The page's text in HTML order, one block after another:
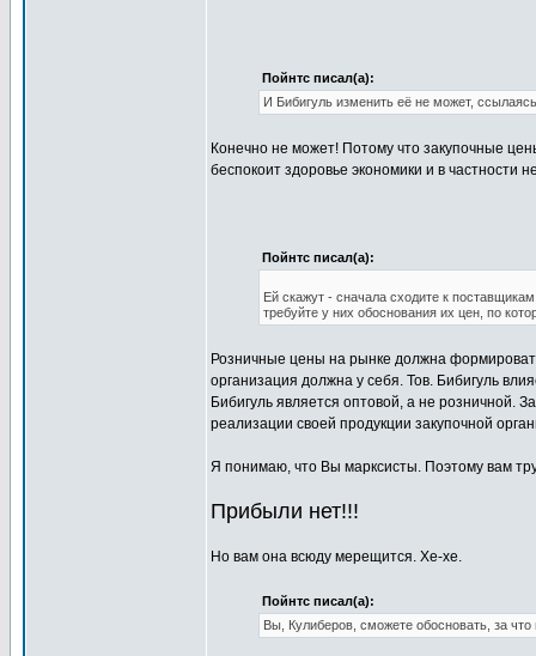
Пойнтс писал(а):
И Бибигуль изменить её не может,
Конечно не может! Потому что закупочные
беспокоит здоровье экономики и в частности
Пойнтс писал(а):
Ей скажут - сначала сходите к
требуйте у них обоснования их цен, по
Розничные цены на рынке должна
организация должна у себя. Тов. Бибигуль
Бибигуль является оптовой, а не розничной.
реализации своей продукции закупочной
Я понимаю, что Вы марксисты. Поэтому вам
Прибыли нет!!!
Но вам она всюду мерещится. Хе-хе.
Пойнтс писал(а):
Вы, Кулиберов, сможете обосновать, за